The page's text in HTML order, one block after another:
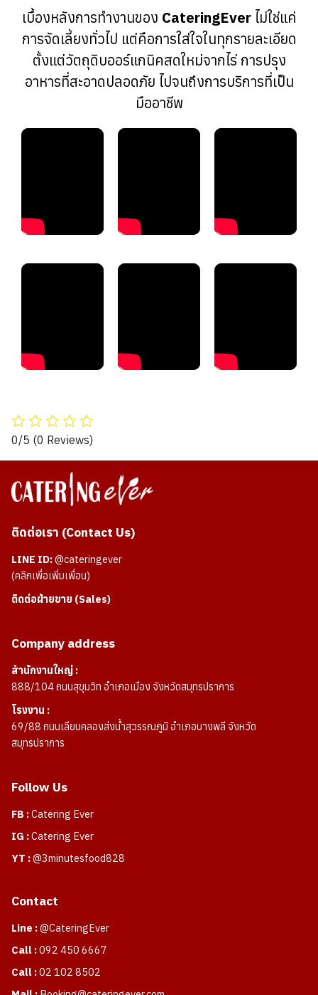
เบื้องหลังการทำงานของ CateringEverไม่ใช่แค่
การจัดเลี้ยงทั่วไป แต่คือการใส่ใจในทุกรายละเอียด
ตั้งแต่วัตถุดิบออร์แกนิคสดใหม่จากไร่ การปรุง
อาหารที่สะอาดปลอดภัย ไปจนถึงการบริการที่เป็น
มืออาชีพ
0/5 (0 Reviews)
ติดต่อเรา (Contact Us)
LINE ID:@cateringever
(คลิกเพื่อเพิ่มเพื่อน)
ติดต่อฝ่ายขาย (Sales)
Company address
สำนักงานใหญ่ :
888/104 ถนนสุขุมวิท อำเภอเมือง จังหวัดสมุทรปราการ
โรงงาน :
69/88 ถนนเลียบคลองส่งน้ำสุวรรณภูมิ อำเภอบางพลี จังหวัด
สมุทรปราการ
Follow Us
FB :Catering Ever
IG :Catering Ever
YT :@3minutesfood828
Contact
Line :@CateringEver
Call :092 450 6667
Call :02 102 8502